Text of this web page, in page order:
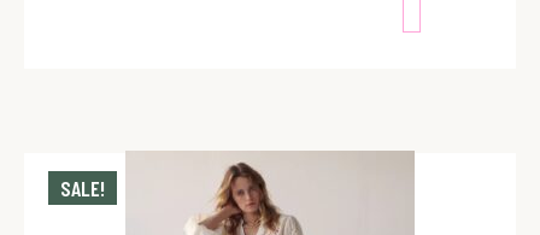
SALE!